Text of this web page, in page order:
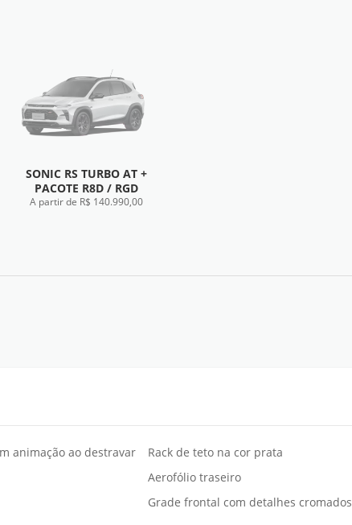
SONIC RS TURBO AT +
PACOTE R8D / RGD
A partir de R$ 140.990,00
animação ao destravar
Rack de teto na cor prata
Aerofólio traseiro
Grade frontal com detalhes cromados